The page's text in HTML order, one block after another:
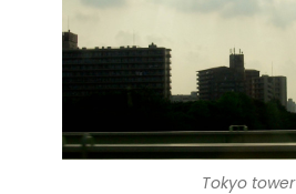
Tokyo tower